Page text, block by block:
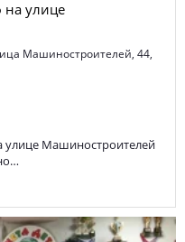
на улице
Машиностроителей, 44,
улице Машиностроителей